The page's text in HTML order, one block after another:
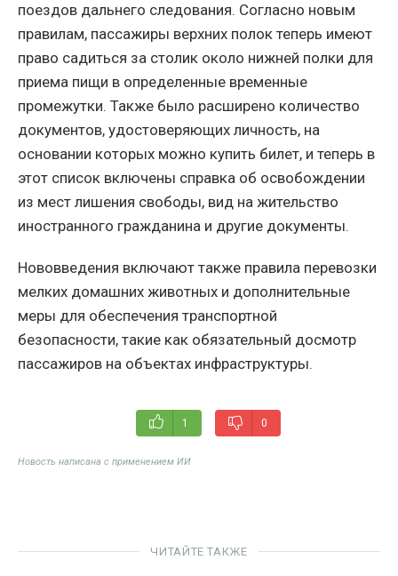
поездов дальнего следования. Согласно новым
правилам, пассажиры верхних полок теперь имеют
право садиться за столик около нижней полки для
приема пищи в определенные временные
промежутки. Также было расширено количество
документов, удостоверяющих личность, на
основании которых можно купить билет, и теперь в
этот список включены справка об освобождении
из мест лишения свободы, вид на жительство
иностранного гражданина и другие документы.
Нововведения включают также правила перевозки
мелких домашних животных и дополнительные
меры для обеспечения транспортной
безопасности, такие как обязательный досмотр
пассажиров на объектах инфраструктуры.
1 0
Новость написана с применением ИИ
ЧИТАЙТЕ ТАКЖЕ